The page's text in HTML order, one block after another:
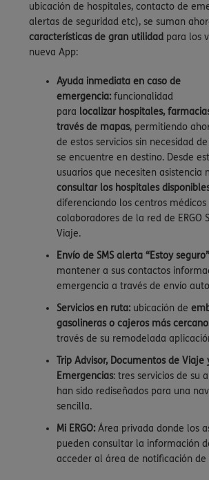
ubicación de hospitales, contacto de
alertas de seguridad etc), se suman
características de gran utilidad para los
nueva App:
Ayuda inmediata en caso de
emergencia:funcionalidad
para localizar hospitales,
través de mapas, permitiendo
de estos servicios sin necesidad
se encuentre en destino. Desde
usuarios que necesiten asistencia
consultar los hospitales
diferenciando los centros
colaboradores de la red de ERGO
Viaje.
Envío de SMS alerta “Estoy seguro”
mantener a sus contactos
emergencia a través de envío
Servicios en ruta: ubicación de
gasolineras o cajeros más
través de su remodelada
Trip Advisor, Documentos de Viaje
Emergencias: tres servicios de su
han sido rediseñados para una
sencilla.
Mi ERGO: Área privada donde los
pueden consultar la información
acceder al área de notificación de